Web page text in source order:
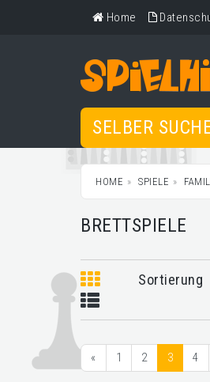
Home
SELBER
HOME SPIELE
BRETTSPIELE
Sortierung
« 1 2 3 4